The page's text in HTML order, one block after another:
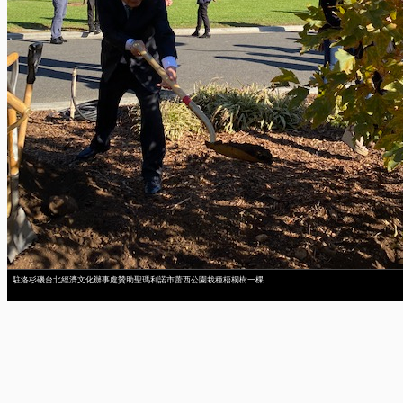
駐洛杉磯台北經濟文化辦事處贊助聖瑪利諾市蕾西公園栽種梧桐樹一棵